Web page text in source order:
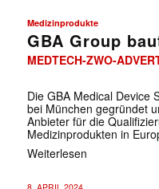
Medizinprodukte
GBA Group
MEDTECH-ZWO-
Die GBA Medical Device
bei München gegründet
Anbieter für die
Medizinprodukten in
Weiterlesen